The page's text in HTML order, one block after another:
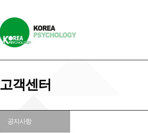
고객센터
공지사항